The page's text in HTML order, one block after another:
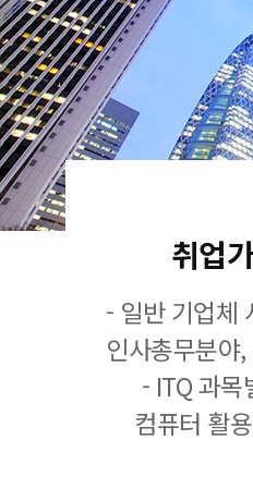
취업
- 일반 기업체
인사총무분야
- ITQ 과목
컴퓨터 활